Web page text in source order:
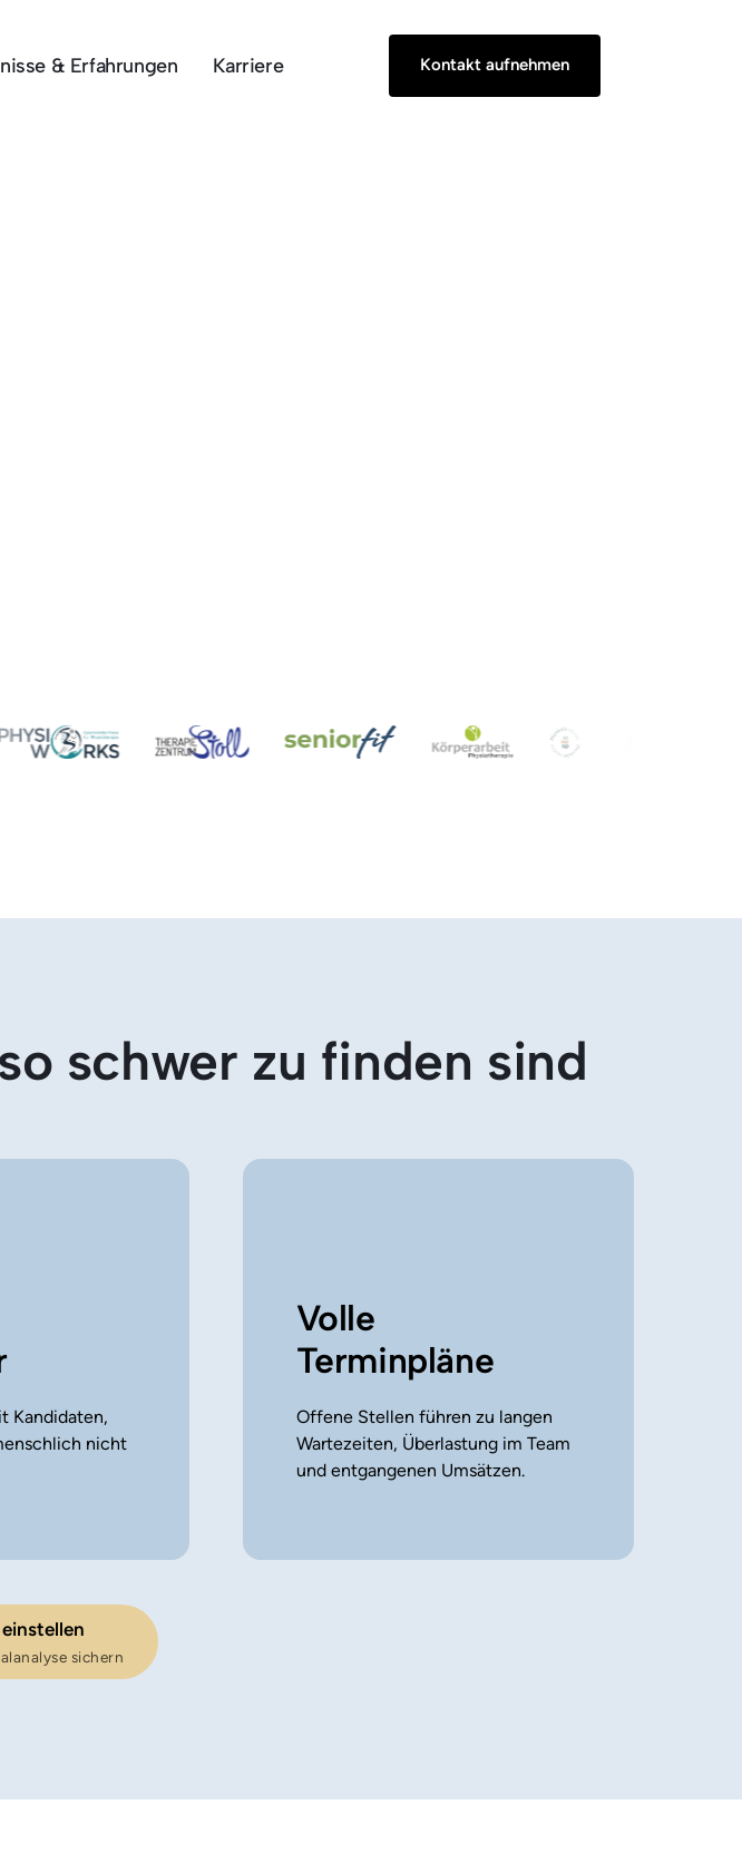
& Erfahrungen Karriere Kontakt aufnehmen
schwer zu finden sind
Kandidaten,
nicht
Volle
Terminpläne
Offene Stellen führen zu langen
Wartezeiten, Überlastung im Team
und entgangenen Umsätzen.
sichern